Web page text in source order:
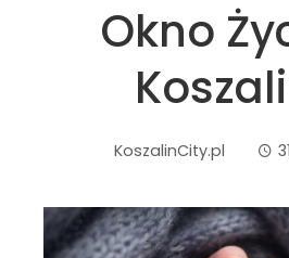
Okno
KoszalinCity.pl